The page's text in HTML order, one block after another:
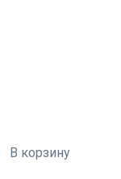
В корзину